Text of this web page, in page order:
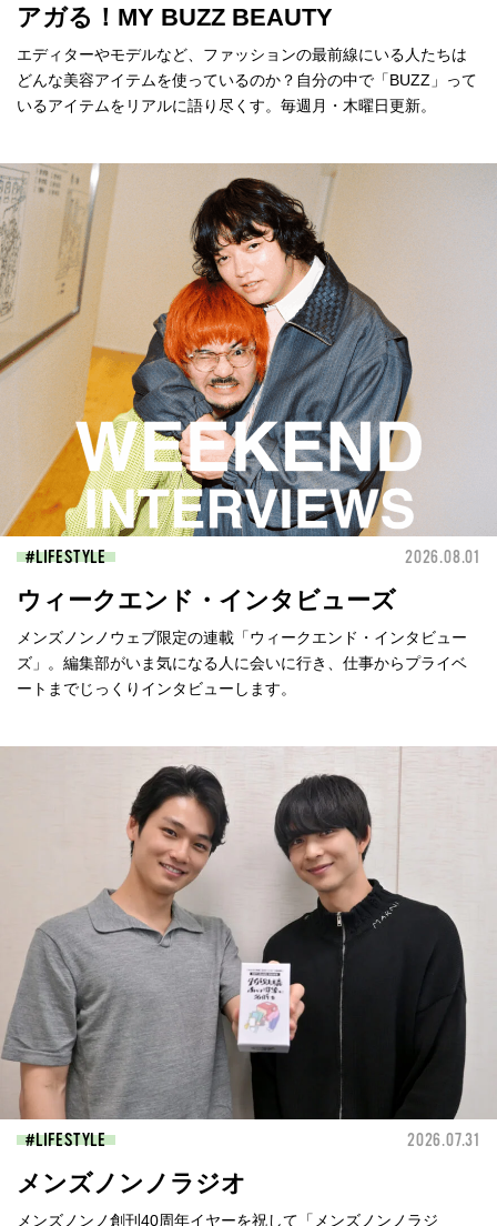
アガる！MY BUZZ BEAUTY
エディターやモデルなど、ファッションの最前線にいる人たちは
どんな美容アイテムを使っているのか？自分の中で「BUZZ」って
いるアイテムをリアルに語り尽くす。毎週月・木曜日更新。
LIFESTYLE 2026.08.01
ウィークエンド・インタビューズ
メンズノンノウェブ限定の連載「ウィークエンド・インタビュー
ズ」。編集部がいま気になる人に会いに行き、仕事からプライベ
ートまでじっくりインタビューします。
LIFESTYLE 2026.07.31
メンズノンノラジオ
メンズノンノ創刊40周年イヤーを祝して「メンズノンノラジ